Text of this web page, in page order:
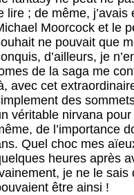
lire ; de même,
Moorcock et le
ne pouvait que
d’ailleurs, je
de la saga me
avec cet
des
véritable nirvana
de l’importance
Quel choc mes
heures après
je ne le
être ainsi !